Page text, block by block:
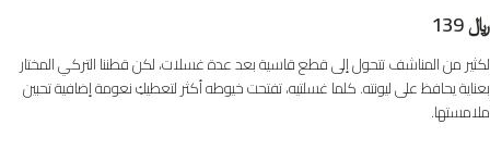
﷼
لكثير من المناشف تتحول إلى قطع قاسية بعد عدة غسلات، لكن قطننا التركي المختار
بعناية يحافظ على ليونته. كلما غسلتيه، تفتحت خيوطه أكثر لتعطيكِ نعومة إضافية تحبين
ملامستها.